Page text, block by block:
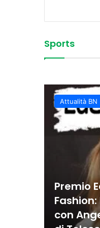
Sports
Attualità BN
Premio
con